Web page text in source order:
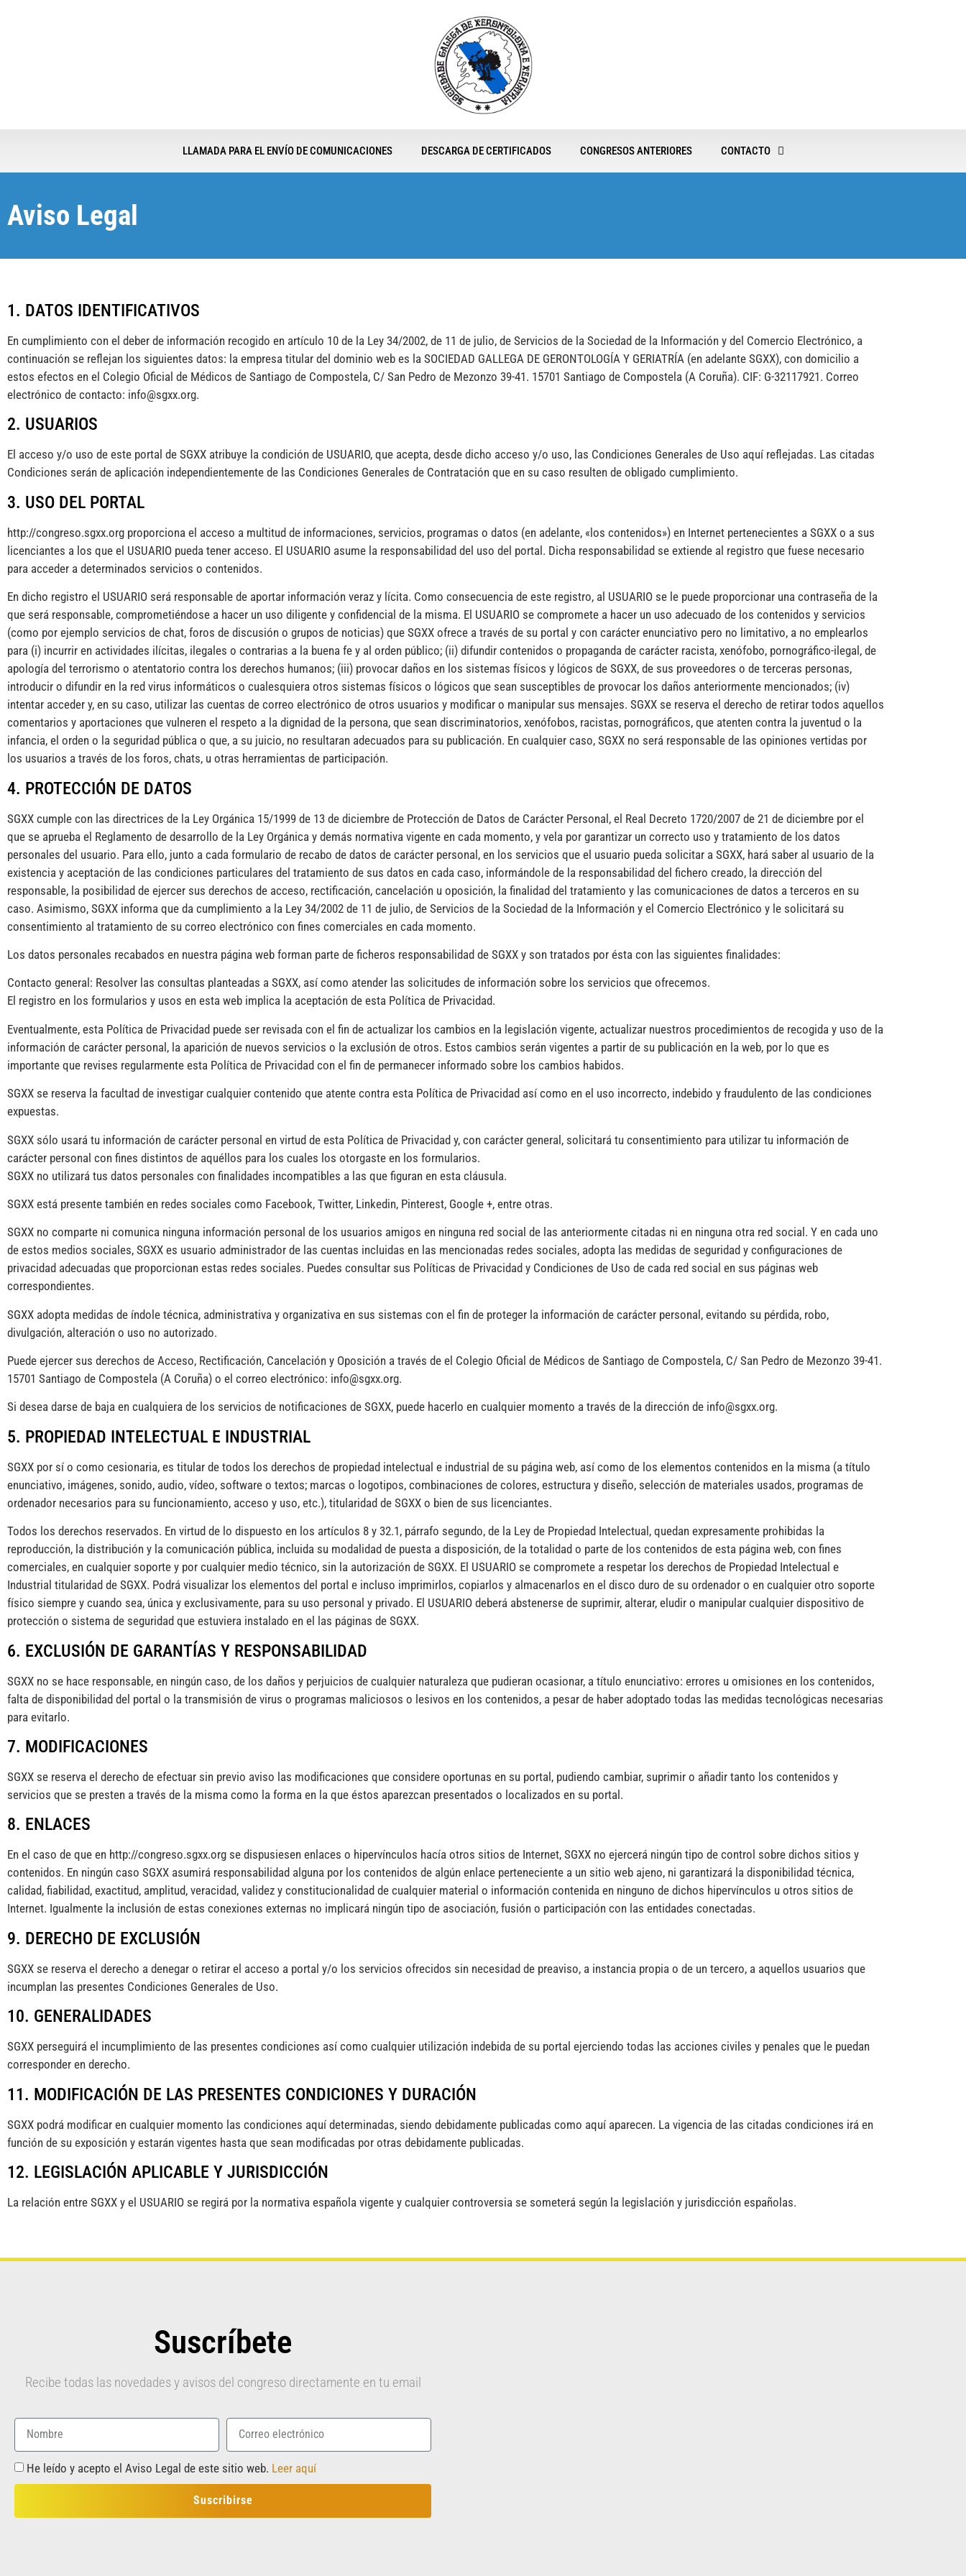
LLAMADA PARA EL ENVÍO DE COMUNICACIONES DESCARGA DE CERTIFICADOS CONGRESOS ANTERIORES CONTACTO
Aviso Legal
1. DATOS IDENTIFICATIVOS
En cumplimiento con el deber de información recogido en artículo 10 de la Ley 34/2002, de 11 de julio, de Servicios de la Sociedad de la Información y del Comercio Electrónico, a
continuación se reflejan los siguientes datos: la empresa titular del dominio web es la SOCIEDAD GALLEGA DE GERONTOLOGÍA Y GERIATRÍA (en adelante SGXX), con domicilio a
estos efectos en el Colegio Oficial de Médicos de Santiago de Compostela, C/ San Pedro de Mezonzo 39-41. 15701 Santiago de Compostela (A Coruña). CIF: G-32117921. Correo
electrónico de contacto: info@sgxx.org.
2. USUARIOS
El acceso y/o uso de este portal de SGXX atribuye la condición de USUARIO, que acepta, desde dicho acceso y/o uso, las Condiciones Generales de Uso aquí reflejadas. Las citadas
Condiciones serán de aplicación independientemente de las Condiciones Generales de Contratación que en su caso resulten de obligado cumplimiento.
3. USO DEL PORTAL
http://congreso.sgxx.org proporciona el acceso a multitud de informaciones, servicios, programas o datos (en adelante, «los contenidos») en Internet pertenecientes a SGXX o a sus
licenciantes a los que el USUARIO pueda tener acceso. El USUARIO asume la responsabilidad del uso del portal. Dicha responsabilidad se extiende al registro que fuese necesario
para acceder a determinados servicios o contenidos.
En dicho registro el USUARIO será responsable de aportar información veraz y lícita. Como consecuencia de este registro, al USUARIO se le puede proporcionar una contraseña de la
que será responsable, comprometiéndose a hacer un uso diligente y confidencial de la misma. El USUARIO se compromete a hacer un uso adecuado de los contenidos y servicios
(como por ejemplo servicios de chat, foros de discusión o grupos de noticias) que SGXX ofrece a través de su portal y con carácter enunciativo pero no limitativo, a no emplearlos
para (i) incurrir en actividades ilícitas, ilegales o contrarias a la buena fe y al orden público; (ii) difundir contenidos o propaganda de carácter racista, xenófobo, pornográfico-ilegal, de
apología del terrorismo o atentatorio contra los derechos humanos; (iii) provocar daños en los sistemas físicos y lógicos de SGXX, de sus proveedores o de terceras personas,
introducir o difundir en la red virus informáticos o cualesquiera otros sistemas físicos o lógicos que sean susceptibles de provocar los daños anteriormente mencionados; (iv)
intentar acceder y, en su caso, utilizar las cuentas de correo electrónico de otros usuarios y modificar o manipular sus mensajes. SGXX se reserva el derecho de retirar todos aquellos
comentarios y aportaciones que vulneren el respeto a la dignidad de la persona, que sean discriminatorios, xenófobos, racistas, pornográficos, que atenten contra la juventud o la
infancia, el orden o la seguridad pública o que, a su juicio, no resultaran adecuados para su publicación. En cualquier caso, SGXX no será responsable de las opiniones vertidas por
los usuarios a través de los foros, chats, u otras herramientas de participación.
4. PROTECCIÓN DE DATOS
SGXX cumple con las directrices de la Ley Orgánica 15/1999 de 13 de diciembre de Protección de Datos de Carácter Personal, el Real Decreto 1720/2007 de 21 de diciembre por el
que se aprueba el Reglamento de desarrollo de la Ley Orgánica y demás normativa vigente en cada momento, y vela por garantizar un correcto uso y tratamiento de los datos
personales del usuario. Para ello, junto a cada formulario de recabo de datos de carácter personal, en los servicios que el usuario pueda solicitar a SGXX, hará saber al usuario de la
existencia y aceptación de las condiciones particulares del tratamiento de sus datos en cada caso, informándole de la responsabilidad del fichero creado, la dirección del
responsable, la posibilidad de ejercer sus derechos de acceso, rectificación, cancelación u oposición, la finalidad del tratamiento y las comunicaciones de datos a terceros en su
caso. Asimismo, SGXX informa que da cumplimiento a la Ley 34/2002 de 11 de julio, de Servicios de la Sociedad de la Información y el Comercio Electrónico y le solicitará su
consentimiento al tratamiento de su correo electrónico con fines comerciales en cada momento.
Los datos personales recabados en nuestra página web forman parte de ficheros responsabilidad de SGXX y son tratados por ésta con las siguientes finalidades:
Contacto general: Resolver las consultas planteadas a SGXX, así como atender las solicitudes de información sobre los servicios que ofrecemos.
El registro en los formularios y usos en esta web implica la aceptación de esta Política de Privacidad.
Eventualmente, esta Política de Privacidad puede ser revisada con el fin de actualizar los cambios en la legislación vigente, actualizar nuestros procedimientos de recogida y uso de la
información de carácter personal, la aparición de nuevos servicios o la exclusión de otros. Estos cambios serán vigentes a partir de su publicación en la web, por lo que es
importante que revises regularmente esta Política de Privacidad con el fin de permanecer informado sobre los cambios habidos.
SGXX se reserva la facultad de investigar cualquier contenido que atente contra esta Política de Privacidad así como en el uso incorrecto, indebido y fraudulento de las condiciones
expuestas.
SGXX sólo usará tu información de carácter personal en virtud de esta Política de Privacidad y, con carácter general, solicitará tu consentimiento para utilizar tu información de
carácter personal con fines distintos de aquéllos para los cuales los otorgaste en los formularios.
SGXX no utilizará tus datos personales con finalidades incompatibles a las que figuran en esta cláusula.
SGXX está presente también en redes sociales como Facebook, Twitter, Linkedin, Pinterest, Google +, entre otras.
SGXX no comparte ni comunica ninguna información personal de los usuarios amigos en ninguna red social de las anteriormente citadas ni en ninguna otra red social. Y en cada uno
de estos medios sociales, SGXX es usuario administrador de las cuentas incluidas en las mencionadas redes sociales, adopta las medidas de seguridad y configuraciones de
privacidad adecuadas que proporcionan estas redes sociales. Puedes consultar sus Políticas de Privacidad y Condiciones de Uso de cada red social en sus páginas web
correspondientes.
SGXX adopta medidas de índole técnica, administrativa y organizativa en sus sistemas con el fin de proteger la información de carácter personal, evitando su pérdida, robo,
divulgación, alteración o uso no autorizado.
Puede ejercer sus derechos de Acceso, Rectificación, Cancelación y Oposición a través de el Colegio Oficial de Médicos de Santiago de Compostela, C/ San Pedro de Mezonzo 39-41.
15701 Santiago de Compostela (A Coruña) o el correo electrónico: info@sgxx.org.
Si desea darse de baja en cualquiera de los servicios de notificaciones de SGXX, puede hacerlo en cualquier momento a través de la dirección de info@sgxx.org.
5. PROPIEDAD INTELECTUAL E INDUSTRIAL
SGXX por sí o como cesionaria, es titular de todos los derechos de propiedad intelectual e industrial de su página web, así como de los elementos contenidos en la misma (a título
enunciativo, imágenes, sonido, audio, vídeo, software o textos; marcas o logotipos, combinaciones de colores, estructura y diseño, selección de materiales usados, programas de
ordenador necesarios para su funcionamiento, acceso y uso, etc.), titularidad de SGXX o bien de sus licenciantes.
Todos los derechos reservados. En virtud de lo dispuesto en los artículos 8 y 32.1, párrafo segundo, de la Ley de Propiedad Intelectual, quedan expresamente prohibidas la
reproducción, la distribución y la comunicación pública, incluida su modalidad de puesta a disposición, de la totalidad o parte de los contenidos de esta página web, con fines
comerciales, en cualquier soporte y por cualquier medio técnico, sin la autorización de SGXX. El USUARIO se compromete a respetar los derechos de Propiedad Intelectual e
Industrial titularidad de SGXX. Podrá visualizar los elementos del portal e incluso imprimirlos, copiarlos y almacenarlos en el disco duro de su ordenador o en cualquier otro soporte
físico siempre y cuando sea, única y exclusivamente, para su uso personal y privado. El USUARIO deberá abstenerse de suprimir, alterar, eludir o manipular cualquier dispositivo de
protección o sistema de seguridad que estuviera instalado en el las páginas de SGXX.
6. EXCLUSIÓN DE GARANTÍAS Y RESPONSABILIDAD
SGXX no se hace responsable, en ningún caso, de los daños y perjuicios de cualquier naturaleza que pudieran ocasionar, a título enunciativo: errores u omisiones en los contenidos,
falta de disponibilidad del portal o la transmisión de virus o programas maliciosos o lesivos en los contenidos, a pesar de haber adoptado todas las medidas tecnológicas necesarias
para evitarlo.
7. MODIFICACIONES
SGXX se reserva el derecho de efectuar sin previo aviso las modificaciones que considere oportunas en su portal, pudiendo cambiar, suprimir o añadir tanto los contenidos y
servicios que se presten a través de la misma como la forma en la que éstos aparezcan presentados o localizados en su portal.
8. ENLACES
En el caso de que en http://congreso.sgxx.org se dispusiesen enlaces o hipervínculos hacía otros sitios de Internet, SGXX no ejercerá ningún tipo de control sobre dichos sitios y
contenidos. En ningún caso SGXX asumirá responsabilidad alguna por los contenidos de algún enlace perteneciente a un sitio web ajeno, ni garantizará la disponibilidad técnica,
calidad, fiabilidad, exactitud, amplitud, veracidad, validez y constitucionalidad de cualquier material o información contenida en ninguno de dichos hipervínculos u otros sitios de
Internet. Igualmente la inclusión de estas conexiones externas no implicará ningún tipo de asociación, fusión o participación con las entidades conectadas.
9. DERECHO DE EXCLUSIÓN
SGXX se reserva el derecho a denegar o retirar el acceso a portal y/o los servicios ofrecidos sin necesidad de preaviso, a instancia propia o de un tercero, a aquellos usuarios que
incumplan las presentes Condiciones Generales de Uso.
10. GENERALIDADES
SGXX perseguirá el incumplimiento de las presentes condiciones así como cualquier utilización indebida de su portal ejerciendo todas las acciones civiles y penales que le puedan
corresponder en derecho.
11. MODIFICACIÓN DE LAS PRESENTES CONDICIONES Y DURACIÓN
SGXX podrá modificar en cualquier momento las condiciones aquí determinadas, siendo debidamente publicadas como aquí aparecen. La vigencia de las citadas condiciones irá en
función de su exposición y estarán vigentes hasta que sean modificadas por otras debidamente publicadas.
12. LEGISLACIÓN APLICABLE Y JURISDICCIÓN
La relación entre SGXX y el USUARIO se regirá por la normativa española vigente y cualquier controversia se someterá según la legislación y jurisdicción españolas.
Suscríbete
Recibe todas las novedades y avisos del congreso directamente en tu email
He leído y acepto el Aviso Legal de este sitio web. Leer aquí
Suscribirse